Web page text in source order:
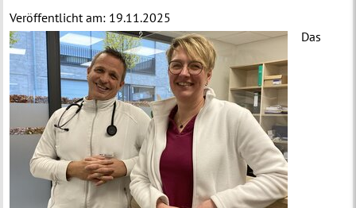
Veröffentlicht am: 19.11.2025
Das